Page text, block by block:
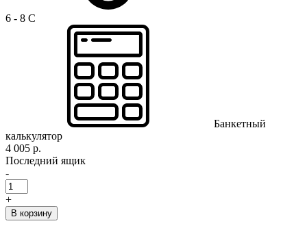
6 - 8 C
Банкетный
калькулятор
4 005 р.
Последний ящик
-
+
В корзину